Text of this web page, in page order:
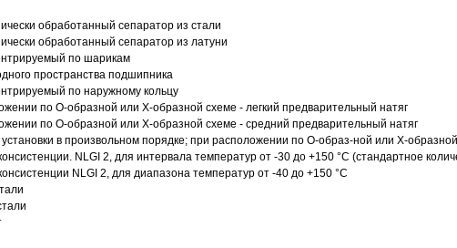
обработанный сепаратор из стали
обработанный сепаратор из латуни
по шарикам
пространства подшипника
по наружному кольцу
по О-образной или Х-образной схеме - легкий предварительный натяг
по О-образной или Х-образной схеме - средний предварительный натяг
в произвольном порядке; при расположении по О-образ-ной или Х-
NLGI 2, для интервала температур от -30 до +150 °C (стандартное
NLGI 2, для диапазона температур от -40 до +150 °C